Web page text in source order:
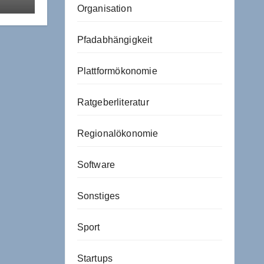
Organisation
Pfadabhängigkeit
Plattformökonomie
Ratgeberliteratur
Regionalökonomie
Software
Sonstiges
Sport
Startups